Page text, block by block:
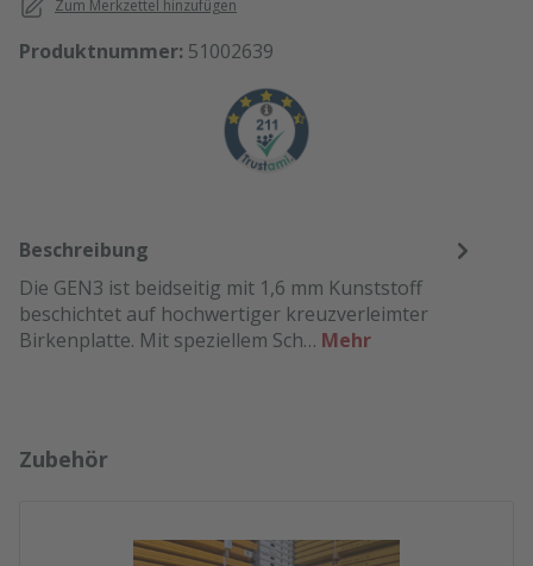
Zum Merkzettel hinzufügen
Produktnummer: 51002639
Beschreibung
Die GEN3 ist beidseitig mit 1,6 mm Kunststoff
beschichtet auf hochwertiger kreuzverleimter
Birkenplatte. Mit speziellem Sch… Mehr
Produktgalerie überspringen
Zubehör